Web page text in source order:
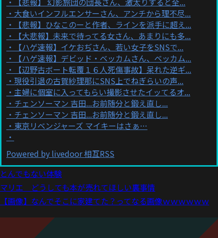
大食いインフルエンサーさん、アンチから理不尽...
【悲報】ひなこのーと作者、ラインを派手に超え...
【大悲報】未来で待ってる女さん、あまりにも多...
【ハゲ速報】イケおぢさん、若い女子をSNSで...
【ハゲ速報】デビッド・ベッカムさん、ベッカム...
【辺野古ボート転覆１６人死傷事故】呆れた逆ギ...
現役引退の古賀紗理那にSNS上でねぎらいの声...
主婦に個室に入ってもらい撮影させたイッてるオ...
チェンソーマン 吉田...お前随分と鍛え直し...
チェンソーマン 吉田...お前随分と鍛え直し...
東京リベンジャーズ マイキーはさぁ…
Powered by livedoor 相互RSS
とんでもない体験
マリエ どうしても本が売れてほしい裏事情
【画像】なんでそこに家建てた？ってなる画像ｗｗｗｗｗｗ